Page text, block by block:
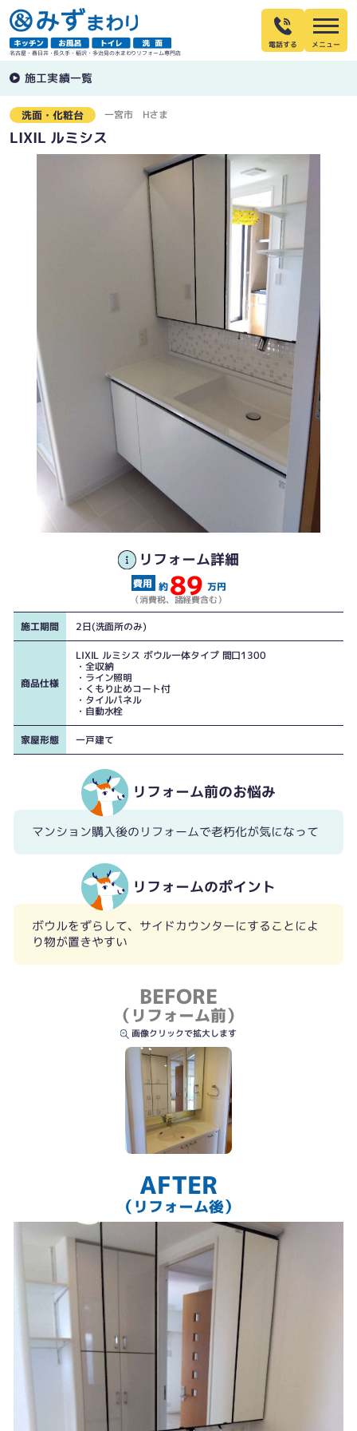
名古屋・春日井・長久手・稲沢・多治見の水まわりリフォーム専門店
電話する
施工実績一覧
洗面・化粧台 一宮市 Hさま
LIXIL ルミシス
リフォーム詳細
約 89 万円
（消費税、諸経費含む）
施工期間 2日(洗面所のみ)
商品仕様
LIXIL ルミシス ボウル一体タイプ 間口1300
・全収納
・ライン照明
・くもり止めコート付
・タイルパネル
・自動水栓
家屋形態 一戸建て
リフォーム前のお悩み
マンション購入後のリフォームで老朽化が気になって
リフォームのポイント
ボウルをずらして、サイドカウンターにすることによ
り物が置きやすい
BEFORE
（リフォーム前）
画像クリックで拡大します
AFTER
（リフォーム後）